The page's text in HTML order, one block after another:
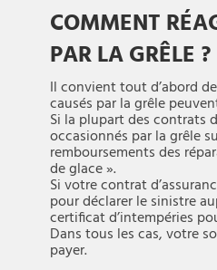
COMMENT
PAR LA GRÊLE ?
Il convient tout d’abord
causés par la grêle
Si la plupart des contrats
occasionnés par la grêle
remboursements des
de glace ».
Si votre contrat
pour déclarer le sinistre
certificat d’intempéries
Dans tous les cas, votre
payer.